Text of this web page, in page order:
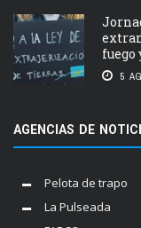
fuego
5
AGENCIAS DE
Pelota de trapo
La Pulseada